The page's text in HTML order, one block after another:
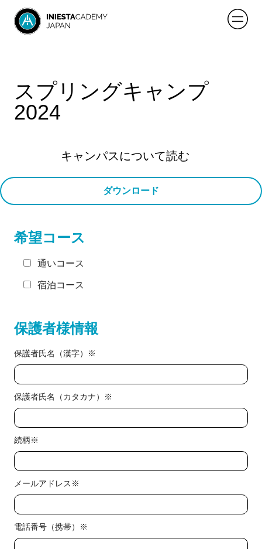
スプリングキャンプ
2024
キャンパスについて読む
ダウンロード
希望コース
通いコース
宿泊コース
保護者様情報
保護者氏名（漢字）※
保護者氏名（カタカナ）※
続柄※
メールアドレス※
電話番号（携帯）※